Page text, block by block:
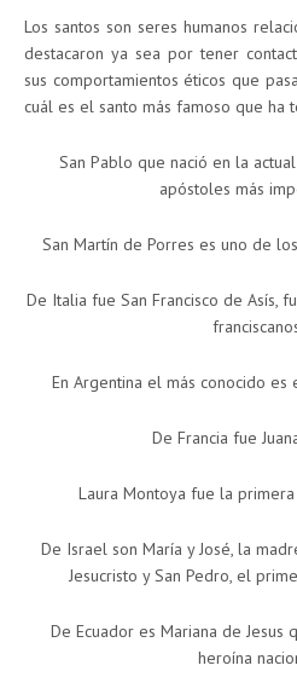
Los santos son seres humanos
destacaron ya sea por tener
sus comportamientos éticos que
cuál es el santo más famoso que ha
San Pablo que nació en la
apóstoles más
San Martín de Porres es uno de
De Italia fue San Francisco de Asís,
En Argentina el más conocido es
De Francia fue
Laura Montoya fue la
De Israel son María y José, la
Jesucristo y San Pedro, el
De Ecuador es Mariana de Jesus
heroína